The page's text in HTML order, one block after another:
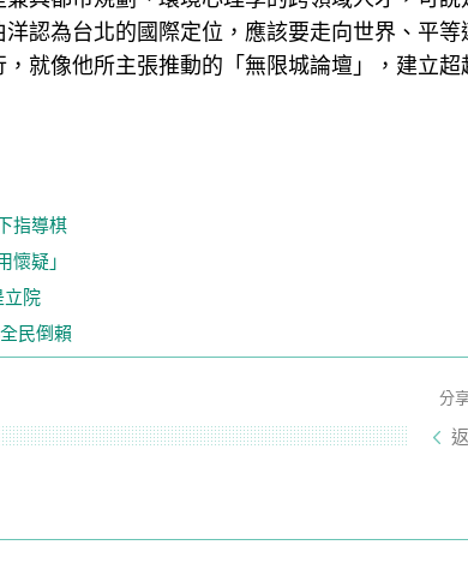
認為台北的國際定位，應該要走向世界、平等
就像他所主張推動的「無限城論壇」，建立超
指導棋
疑」
立院
民倒賴
分